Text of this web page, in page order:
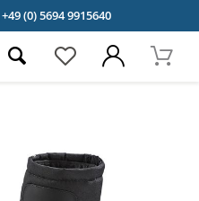
+49 (0) 5694 9915640